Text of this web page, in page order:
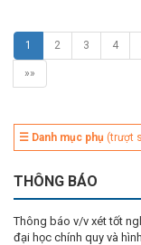
1 2 3 4
»»
☰ Danh mục phụ (trượt
THÔNG BÁO
Thông báo v/v xét tốt
đại học chính quy và